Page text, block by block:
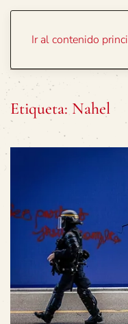
Ir al contenido
Etiqueta: Nahel